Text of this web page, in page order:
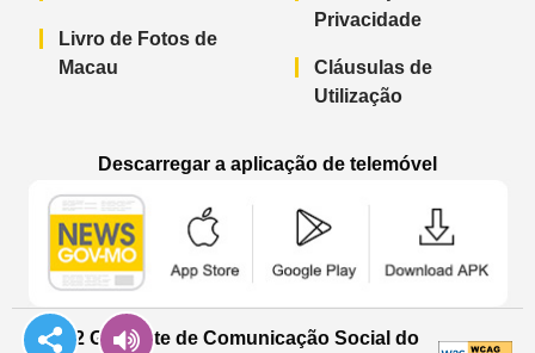
Livro de Fotos de
Macau
Privacidade
Cláusulas de
Utilização
Descarregar a aplicação de telemóvel
© 2022 Gabinete de Comunicação Social do